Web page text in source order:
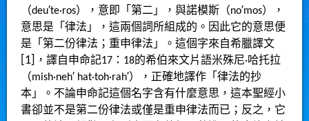
（deu′te·ros），意即「第二」，與諾模斯（no′mos），
意思是「律法」，這兩個詞所組成的。因此它的意思便
是「第二份律法；重申律法」。這個字來自希臘譯文
1
，譯自申命記17：18的希伯來文片語米殊尼·哈托拉
（mish·neh′ hat·toh·rah′），正確地譯作「律法的抄
本」。不論申命記這個名字含有什麼意思，這本聖經小
書卻並不是第二份律法或僅是重申律法而已；反之，它